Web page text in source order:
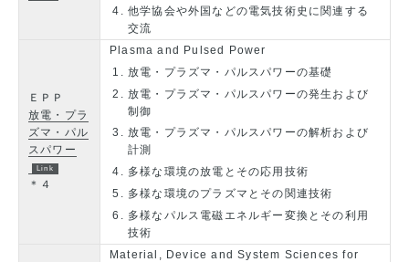
他学協会や外国などの電気技術史に関連する
交流
ＥＰＰ
放電・プラ
ズマ・パル
スパワー
＊４
Plasma and Pulsed Power
放電・プラズマ・パルスパワーの基礎
放電・プラズマ・パルスパワーの発生および
制御
放電・プラズマ・パルスパワーの解析および
計測
多様な環境の放電とその応用技術
多様な環境のプラズマとその関連技術
多様なパルス電磁エネルギー変換とその利用
技術
Material, Device and System Sciences for